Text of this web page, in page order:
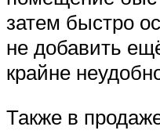
затем быстро
не добавить
крайне
Также в